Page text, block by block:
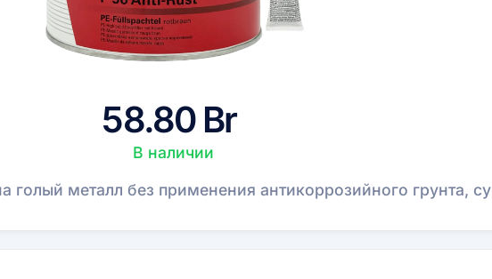
58.80 Br
В наличии
голый металл без применения антикоррозийного грунта,